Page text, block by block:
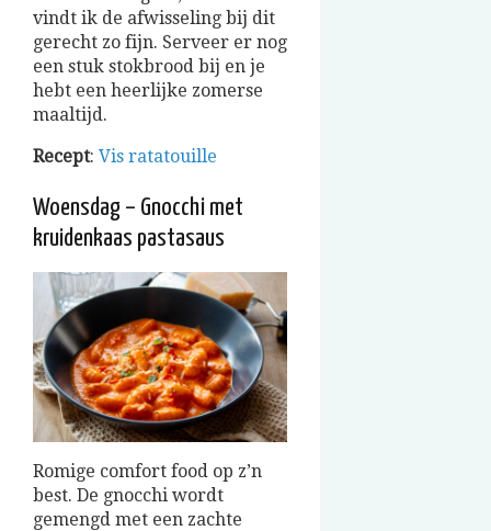
vindt ik de afwisseling bij dit
gerecht zo fijn. Serveer er nog
een stuk stokbrood bij en je
hebt een heerlijke zomerse
maaltijd.
Recept: Vis ratatouille
Woensdag – Gnocchi met
kruidenkaas pastasaus
Romige comfort food op z’n
best. De gnocchi wordt
gemengd met een zachte